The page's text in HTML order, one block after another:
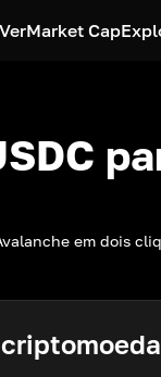
VerMarket Cap
em dois